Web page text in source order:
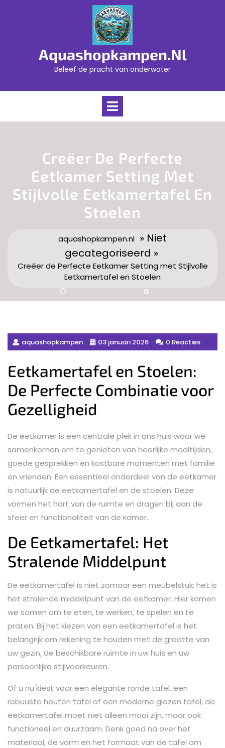
Aquashopkampen.nl
Beleef de pracht van onderwater
Open
Creëer De Perfecte
Eetkamer Setting Met
Stijlvolle Eetkamertafel En
Stoelen
aquashopkampen.nl » Niet
gecategoriseerd »
Creëer de Perfecte Eetkamer Setting met Stijlvolle
Eetkamertafel en Stoelen
aquashopkampen 03 januari 2026 0 Reacties
Eetkamertafel en Stoelen:
De Perfecte Combinatie voor
Gezelligheid
De eetkamer is een centrale plek in ons huis waar we
samenkomen om te genieten van heerlijke maaltijden,
goede gesprekken en kostbare momenten met familie
en vrienden. Een essentieel onderdeel van de eetkamer
is natuurlijk de eetkamertafel en de stoelen. Deze
vormen het hart van de ruimte en dragen bij aan de
sfeer en functionaliteit van de kamer.
De Eetkamertafel: Het
Stralende Middelpunt
De eetkamertafel is niet zomaar een meubelstuk; het is
het stralende middelpunt van de eetkamer. Hier komen
we samen om te eten, te werken, te spelen en te
praten. Bij het kiezen van een eetkamertafel is het
belangrijk om rekening te houden met de grootte van
uw gezin, de beschikbare ruimte in uw huis en uw
persoonlijke stijlvoorkeuren.
Of u nu kiest voor een elegante ronde tafel, een
robuuste houten tafel of een moderne glazen tafel, de
eetkamertafel moet niet alleen mooi zijn, maar ook
functioneel en duurzaam. Denk goed na over het
materiaal, de vorm en het formaat van de tafel om